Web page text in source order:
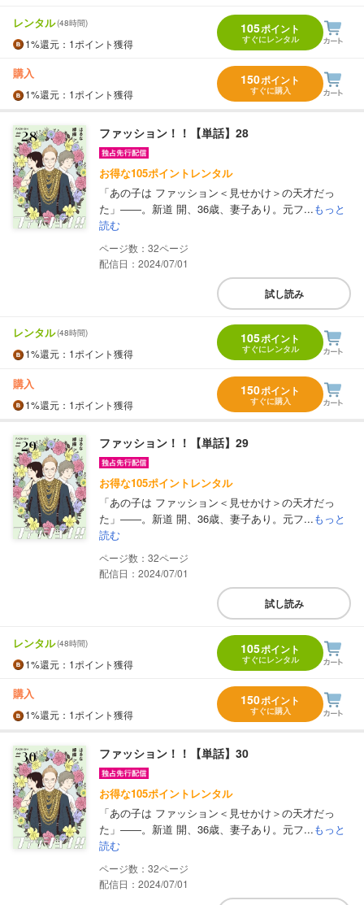
レンタル(48時間)
1%還元 ：1ポイント獲得
105ポイント
すぐにレンタル
購入
1%還元 ：1ポイント獲得
150ポイント
すぐに購入
ファッション！！【単話】28
お得な105ポイントレンタル
「あの子は ファッション＜見せかけ＞の天才だっ
た」――。新道 開、36歳、妻子あり。元フ...もっと
読む
32
配信日：2024/07/01
試し読み
レンタル(48時間)
1%還元 ：1ポイント獲得
105ポイント
すぐにレンタル
購入
1%還元 ：1ポイント獲得
150ポイント
すぐに購入
ファッション！！【単話】29
お得な105ポイントレンタル
「あの子は ファッション＜見せかけ＞の天才だっ
た」――。新道 開、36歳、妻子あり。元フ...もっと
読む
32
配信日：2024/07/01
試し読み
レンタル(48時間)
1%還元 ：1ポイント獲得
105ポイント
すぐにレンタル
購入
1%還元 ：1ポイント獲得
150ポイント
すぐに購入
ファッション！！【単話】30
お得な105ポイントレンタル
「あの子は ファッション＜見せかけ＞の天才だっ
た」――。新道 開、36歳、妻子あり。元フ...もっと
読む
32
配信日：2024/07/01